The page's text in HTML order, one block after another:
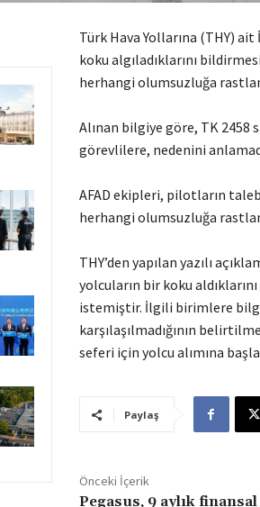
Türk Hava Yollarına (THY)
koku algıladıklarını
herhangi olumsuzluğa
Alınan bilgiye göre, TK 2458
görevlilere, nedenini
AFAD ekipleri, pilotların
herhangi olumsuzluğa
THY’den yapılan yazılı
yolcuların bir koku
istemiştir. İlgili birimlere
karşılaşılmadığının
seferi için yolcu alımına
Paylaş
Önceki İçerik
Pegasus, 9 aylık